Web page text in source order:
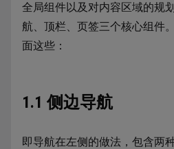
全局组件以及对内容区域的规
航、顶栏、页签三个核心组件
面这些：
1.1 侧边导航
即导航在左侧的做法，包含两